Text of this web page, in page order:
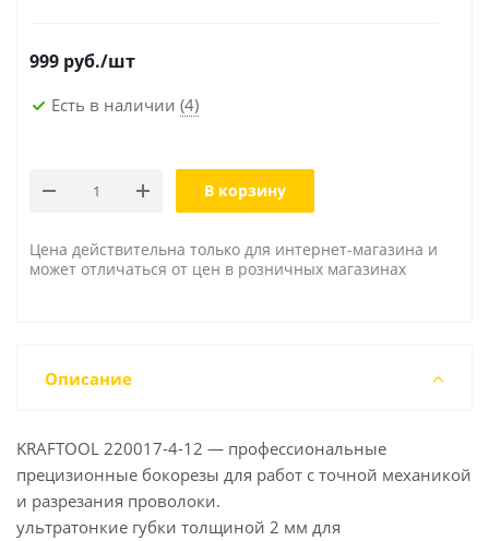
999 руб./шт
Есть в наличии (4)
В корзину
Цена действительна только для интернет-магазина и
может отличаться от цен в розничных магазинах
Описание
KRAFTOOL 220017-4-12 — профессиональные
прецизионные бокорезы для работ с точной механикой
и разрезания проволоки.
ультратонкие губки толщиной 2 мм для